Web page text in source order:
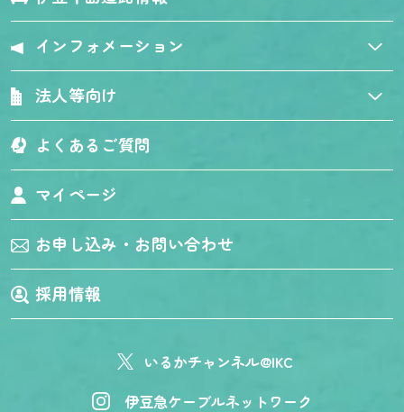
インフォメーション
法人等向け
よくあるご質問
マイページ
お申し込み・お問い合わせ
採用情報
いるかチャンネル@IKC
伊豆急ケーブルネットワーク